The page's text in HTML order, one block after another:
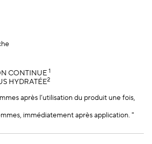
CONTINUE 1
HYDRATÉE2
après l’utilisation du produit une fois,
immédiatement après application. "